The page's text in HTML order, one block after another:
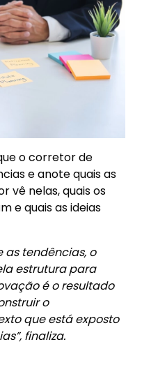
o corretor de
e anote quais as
vê nelas, quais os
e quais as ideias
as tendências, o
estrutura para
é o resultado
o
que está exposto
finaliza.